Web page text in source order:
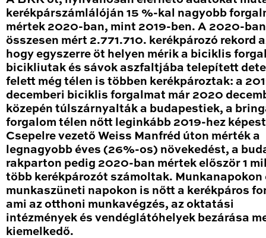
kerékpárszámlálóján 15 %-kal nagyobb
mértek 2020-ban, mint 2019-ben. A 2020-ban
összesen mért 2.771.710. kerékpározó rekord
hogy egyszerre öt helyen mérik a biciklis
bicikliutak és sávok aszfaltjába telepített
felett még télen is többen kerékpároztak: a
decemberi biciklis forgalmat már 2020
közepén túlszárnyalták a budapestiek, a
forgalom télen nőtt leginkább 2019-hez
Csepelre vezető Weiss Manfréd úton mérték a
legnagyobb éves (26%-os) növekedést, a
rakparton pedig 2020-ban mértek először 1
több kerékpározót számoltak. Munkanapokon
munkaszüneti napokon is nőtt a kerékpáros
ami az otthoni munkavégzés, az oktatási
intézmények és vendéglátóhelyek bezárása
kiemelkedő.